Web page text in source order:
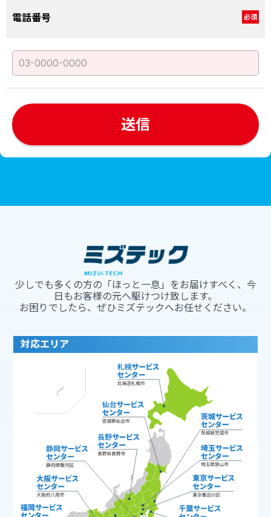
電話番号 必須
少しでも多くの方の「ほっと一息」をお届けすべく、今
日もお客様の元へ駆けつけ致します。
お困りでしたら、ぜひミズテックへお任せください。
対応エリア